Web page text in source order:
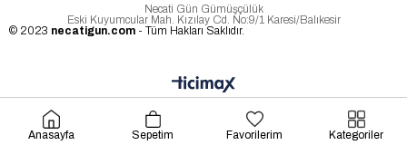
Necati Gün Gümüşçülük
Eski Kuyumcular Mah. Kızılay Cd. No:9/1 Karesi/Balıkesir
© 2023 necatigun.com - Tüm Hakları Saklıdır.
Anasayfa Sepetim Favorilerim Kategoriler